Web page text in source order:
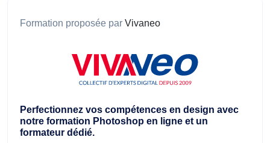
Formation proposée par Vivaneo
Perfectionnez vos compétences en design avec
notre formation Photoshop en ligne et un
formateur dédié.